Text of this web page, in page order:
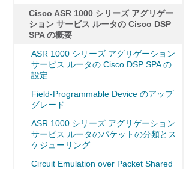
Cisco ASR 1000 シリーズ アグリゲー
ション サービス ルータの Cisco DSP
SPA の概要
ASR 1000 シリーズ アグリゲーション
サービス ルータの Cisco DSP SPA の
設定
Field-Programmable Device のアップ
グレード
ASR 1000 シリーズ アグリゲーション
サービス ルータのパケットの分類とス
ケジューリング
Circuit Emulation over Packet Shared